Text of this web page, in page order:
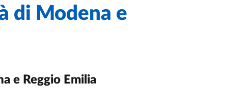
di Modena e
e Reggio Emilia